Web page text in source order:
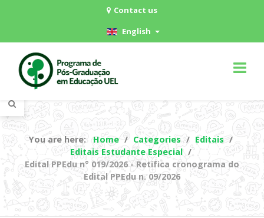
Contact us
English
You are here: Home Categories
Editais
Editais Estudante Especial
Edital PPEdu n° 019/2026 - Retifica cronograma do
Edital PPEdu n. 09/2026